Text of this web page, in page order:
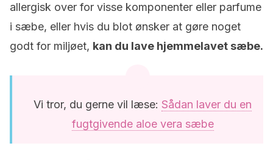
allergisk over for visse komponenter eller parfume
i sæbe, eller hvis du blot ønsker at gøre noget
godt for miljøet, kan du lave hjemmelavet sæbe.
Vi tror, du gerne vil læse: Sådan laver du en
fugtgivende aloe vera sæbe